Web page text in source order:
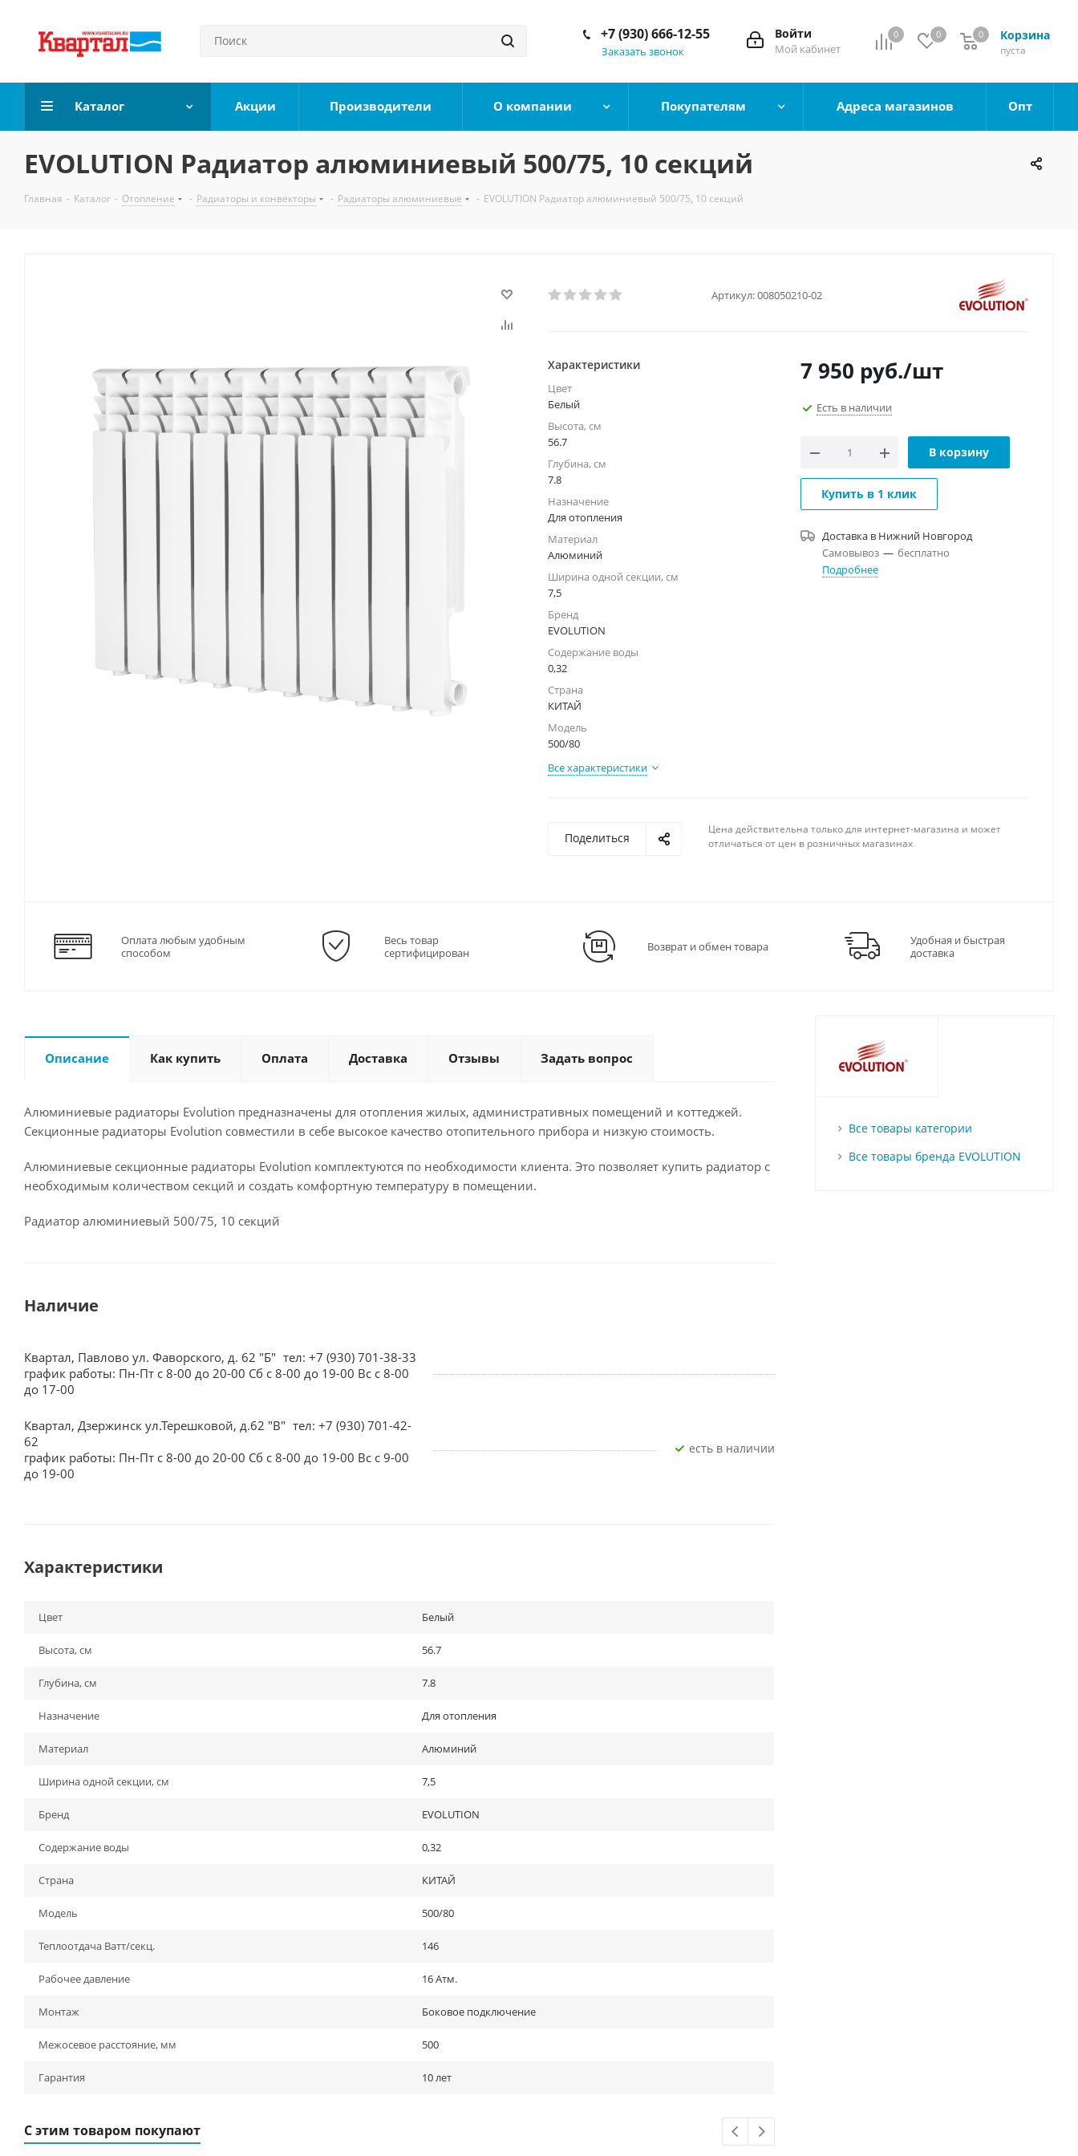
0 0 Корзина
0
пуста
0
Войти
Мой кабинет
+7 (930) 666-12-55
Заказать звонок
Каталог Акции Производители О компании Покупателям Адреса магазинов Опт
EVOLUTION Радиатор алюминиевый 500/75, 10 секций
Главная - Каталог - Отопление - Радиаторы и конвекторы - Радиаторы алюминиевые - EVOLUTION Радиатор алюминиевый 500/75, 10 секций
Артикул:008050210-02
Характеристики
Цвет
Белый
Высота, см
56.7
Глубина, см
7.8
Назначение
Для отопления
Материал
Алюминий
Ширина одной секции, см
7,5
Бренд
EVOLUTION
Содержание воды
0,32
Страна
КИТАЙ
Модель
500/80
Все характеристики
7 950 руб./шт
Есть в наличии
В корзину
Купить в 1 клик
Доставка в Нижний Новгород
Самовывоз — бесплатно
Подробнее
Поделиться
Цена действительна только для интернет-магазина и может
отличаться от цен в розничных магазинах
Оплата любым удобным
способом
Весь товар
сертифицирован
Возврат и обмен товара
Удобная и быстрая
доставка
Описание Как купить Оплата Доставка Отзывы Задать вопрос
Алюминиевые радиаторы Evolution предназначены для отопления жилых, административных помещений и коттеджей.
Секционные радиаторы Evolution совместили в себе высокое качество отопительного прибора и низкую стоимость.
Алюминиевые секционные радиаторы Evolution комплектуются по необходимости клиента. Это позволяет купить радиатор с
необходимым количеством секций и создать комфортную температуру в помещении.
Радиатор алюминиевый 500/75, 10 секций
Наличие
Квартал, Павлово ул. Фаворского, д. 62 "Б" тел: +7 (930) 701-38-33
график работы: Пн-Пт с 8-00 до 20-00 Сб с 8-00 до 19-00 Вс с 8-00
до 17-00
Квартал, Дзержинск ул.Терешковой, д.62 "В" тел: +7 (930) 701-42-
62
график работы: Пн-Пт с 8-00 до 20-00 Сб с 8-00 до 19-00 Вс с 9-00
до 19-00
Есть в наличии
Характеристики
Цвет Белый
Высота, см 56.7
Глубина, см 7.8
Назначение Для отопления
Материал Алюминий
Ширина одной секции, см 7,5
Бренд EVOLUTION
Содержание воды 0,32
Страна КИТАЙ
Модель 500/80
Теплоотдача Ватт/секц. 146
Рабочее давление 16 Атм.
Монтаж Боковое подключение
Межосевое расстояние, мм 500
Гарантия 10 лет
С этим товаром покупают
Все товары категории
Все товары бренда EVOLUTION